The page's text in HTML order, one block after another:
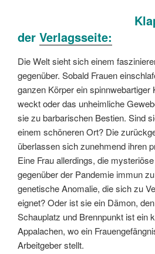
der Verlagsseite:
Die Welt sieht sich einem
gegenüber. Sobald Frauen
ganzen Körper ein spinnwebartiger
weckt oder das unheimliche
sie zu barbarischen Bestien. Sind
einem schöneren Ort? Die
überlassen sich zunehmend ihren
Eine Frau allerdings, die
gegenüber der Pandemie immun
genetische Anomalie, die sich zu
eignet? Oder ist sie ein Dämon,
Schauplatz und Brennpunkt ist ein
Appalachen, wo ein
Arbeitgeber stellt.